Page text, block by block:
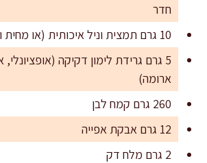
חדר
10 גרם תמצית וניל איכותית (או מחית וניל)
5 גרם גרידת לימון דקיקה
ארומה)
260 גרם קמח לבן
12 גרם אבקת אפייה
2 גרם מלח דק